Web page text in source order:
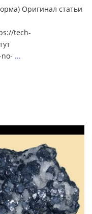
Оригинал статьи
tech-
...